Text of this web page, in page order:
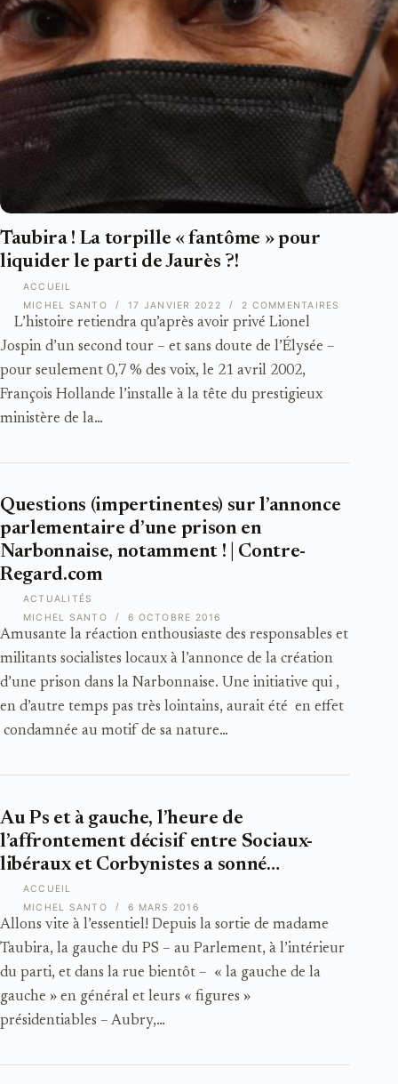
ACCUEIL
Taubira ! La torpille « fantôme » pour
liquider le parti de Jaurès ?!
L’histoire retiendra qu’après avoir privé Lionel
Jospin d’un second tour – et sans doute de l’Élysée –
pour seulement 0,7 % des voix, le 21 avril 2002,
François Hollande l’installe à la tête du prestigieux
ministère de la…
MICHEL SANTO 17 JANVIER 2022 2 COMMENTAIRES
ACTUALITÉS
Questions (impertinentes) sur l’annonce
parlementaire d’une prison en
Narbonnaise, notamment ! | Contre-
Regard.com
Amusante la réaction enthousiaste des responsables et
militants socialistes locaux à l’annonce de la création
d’une prison dans la Narbonnaise. Une initiative qui ,
en d’autre temps pas très lointains, aurait été en effet
condamnée au motif de sa nature…
MICHEL SANTO 6 OCTOBRE 2016
ACCUEIL
Au Ps et à gauche, l’heure de
l’affrontement décisif entre Sociaux-
libéraux et Corbynistes a sonné…
Allons vite à l’essentiel! Depuis la sortie de madame
Taubira, la gauche du PS – au Parlement, à l’intérieur
du parti, et dans la rue bientôt – « la gauche de la
gauche » en général et leurs « figures »
présidentiables – Aubry,…
MICHEL SANTO 6 MARS 2016